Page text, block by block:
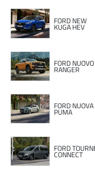
FORD NEW
KUGA HEV
FORD NUOVO
RANGER
FORD NUOVA
PUMA
FORD
CONNECT